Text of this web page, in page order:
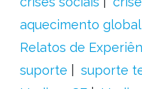
aquecimento global
Relatos de
suporte
suporte